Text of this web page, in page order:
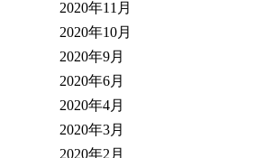
2020年11月
2020年10月
2020年9月
2020年6月
2020年4月
2020年3月
2020年2月